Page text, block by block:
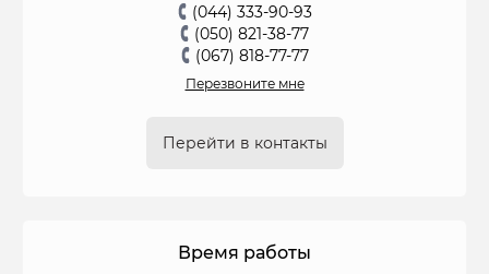
(044) 333-90-93
(050) 821-38-77
(067) 818-77-77
Перезвоните мне
Перейти в контакты
Время работы